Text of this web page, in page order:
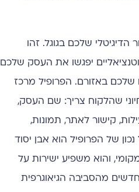
שלכם בגוגל. זהו
יפגשו את העסק שלכם
באזורם. הפרופיל מרכז
שהלקוח צריך: שם העסק,
קישור לאתר, תמונות,
נכון של הפרופיל הוא אבן יסוד
והוא משפיע ישירות על
מהסביבה הגיאוגרפית